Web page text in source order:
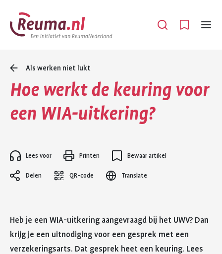
Spring
naar
hoofdinhoud
Spring
naar
footer
Open
Menu
Als werken niet lukt
Hoe werkt de keuring voor
een WIA-uitkering?
Lees voor Printen Bewaar artikel
Delen QR-code Translate
Heb je een WIA-uitkering aangevraagd bij het UWV? Dan
krijg je een uitnodiging voor een gesprek met een
verzekeringsarts. Dat gesprek heet een keuring. Lees